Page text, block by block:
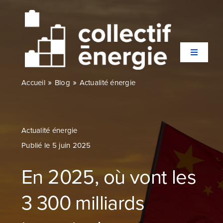
Toggle
Secteurs
Accueil» Blog » Actualité énergie
Actualité énergie
Publié le 5 juin 2025
En 2025, où vont les
3 300 milliards